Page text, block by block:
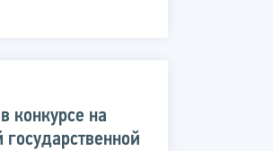
конкурсе на